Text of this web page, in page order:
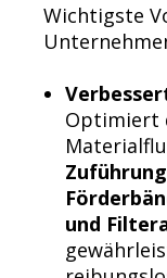
Wichtigste
Optimiert
und